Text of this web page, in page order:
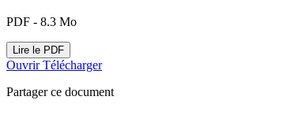
PDF - 8.3 Mo
Lire le PDF
OuvrirTélécharger
Partager ce document